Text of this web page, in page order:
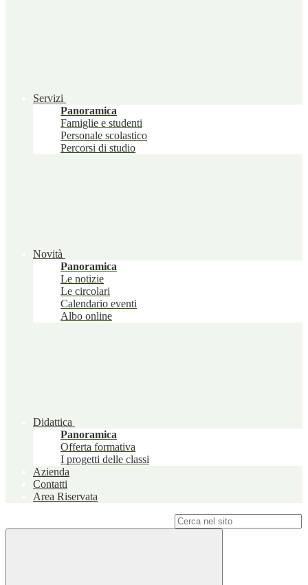
Servizi
Panoramica
Famiglie e studenti
Personale scolastico
Percorsi di studio
Novità
Panoramica
Le notizie
Le circolari
Calendario eventi
Albo online
Didattica
Panoramica
Offerta formativa
I progetti delle classi
Azienda
Contatti
Area Riservata